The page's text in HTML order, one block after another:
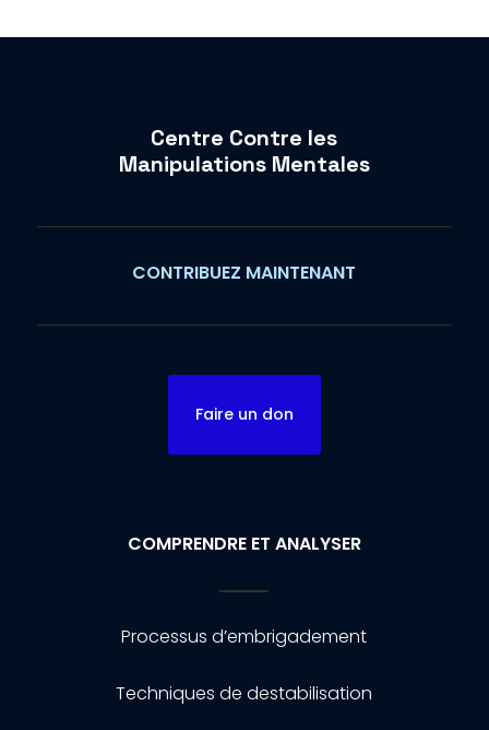
Centre Contre les
Manipulations Mentales
CONTRIBUEZ MAINTENANT
Faire un don
COMPRENDRE ET ANALYSER
Processus d’embrigadement
Techniques de destabilisation